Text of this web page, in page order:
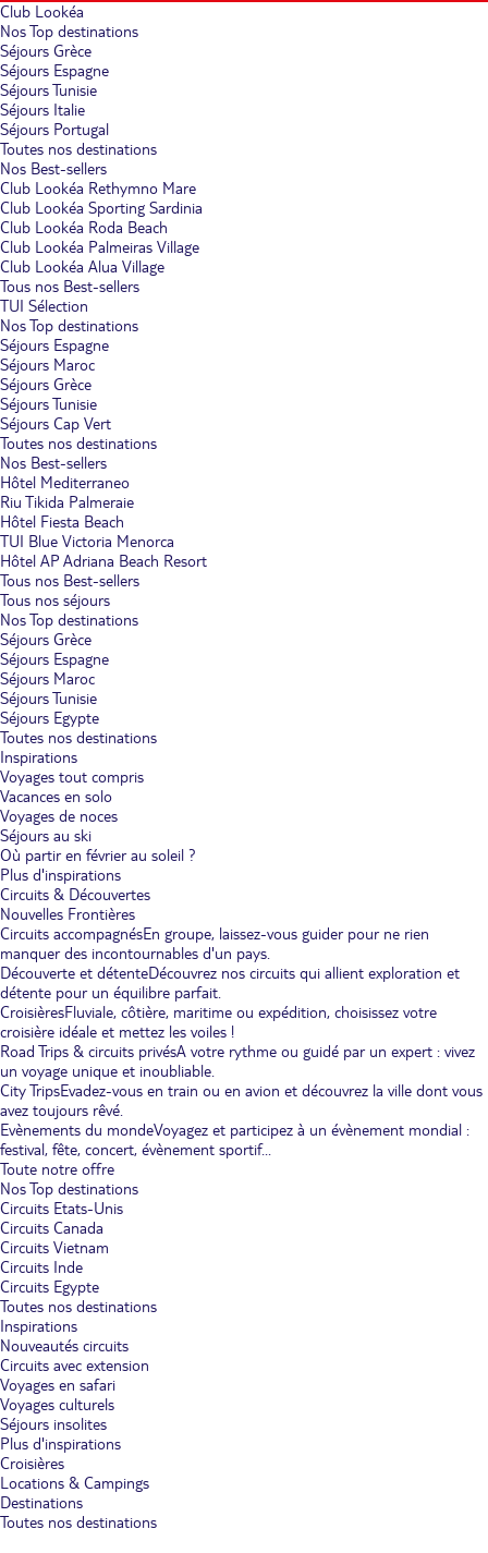
Club Lookéa
Nos Top destinations
Séjours Grèce
Séjours Espagne
Séjours Tunisie
Séjours Italie
Séjours Portugal
Toutes nos destinations
Nos Best-sellers
Club Lookéa Rethymno Mare
Club Lookéa Sporting Sardinia
Club Lookéa Roda Beach
Club Lookéa Palmeiras Village
Club Lookéa Alua Village
Tous nos Best-sellers
TUI Sélection
Nos Top destinations
Séjours Espagne
Séjours Maroc
Séjours Grèce
Séjours Tunisie
Séjours Cap Vert
Toutes nos destinations
Nos Best-sellers
Hôtel Mediterraneo
Riu Tikida Palmeraie
Hôtel Fiesta Beach
TUI Blue Victoria Menorca
Hôtel AP Adriana Beach Resort
Tous nos Best-sellers
Tous nos séjours
Nos Top destinations
Séjours Grèce
Séjours Espagne
Séjours Maroc
Séjours Tunisie
Séjours Egypte
Toutes nos destinations
Inspirations
Voyages tout compris
Vacances en solo
Voyages de noces
Séjours au ski
Où partir en février au soleil ?
Plus d'inspirations
Circuits & Découvertes
Nouvelles Frontières
Circuits accompagnésEn groupe, laissez-vous guider pour ne rien
manquer des incontournables d'un pays.
Découverte et détenteDécouvrez nos circuits qui allient exploration et
détente pour un équilibre parfait.
CroisièresFluviale, côtière, maritime ou expédition, choisissez votre
croisière idéale et mettez les voiles !
Road Trips & circuits privésA votre rythme ou guidé par un expert : vivez
un voyage unique et inoubliable.
City TripsEvadez-vous en train ou en avion et découvrez la ville dont vous
avez toujours rêvé.
Evènements du mondeVoyagez et participez à un évènement mondial :
festival, fête, concert, évènement sportif...
Toute notre offre
Nos Top destinations
Circuits Etats-Unis
Circuits Canada
Circuits Vietnam
Circuits Inde
Circuits Egypte
Toutes nos destinations
Inspirations
Nouveautés circuits
Circuits avec extension
Voyages en safari
Voyages culturels
Séjours insolites
Plus d'inspirations
Croisières
Locations & Campings
Destinations
Toutes nos destinations